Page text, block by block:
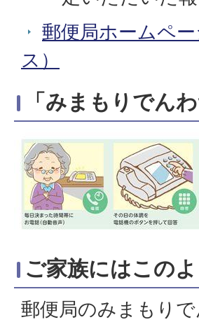
郵便局ホームペ
ス）
「みまもりでん
ご家族にはこの
郵便局のみまもりで